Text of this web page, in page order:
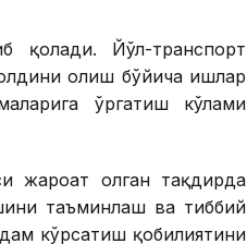
қолади. Йўл-транспорт
олиш бўйича ишлар
ўргатиш кўлами
жароҳат олган тақдирда
таъминлаш ва тиббий
кўрсатиш қобилиятини